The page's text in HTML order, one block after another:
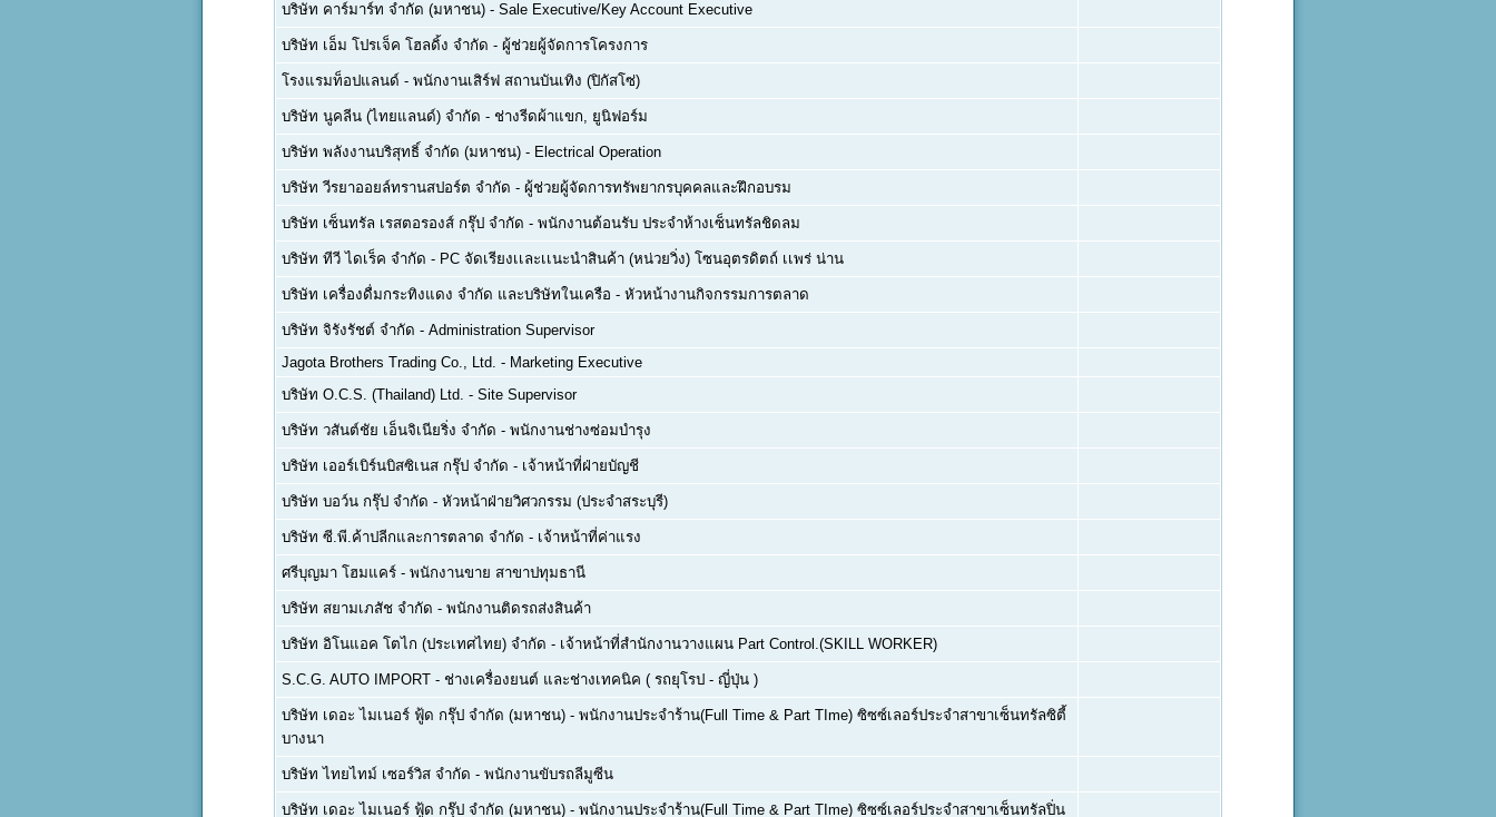
บริษัท คาร์มาร์ท จำกัด (มหาชน) - Sale Executive/Key Account Executive
บริษัท เอ็ม โปรเจ็ค โฮลดิ้ง จำกัด - ผู้ช่วยผู้จัดการโครงการ
โรงแรมท็อปแลนด์ - พนักงานเสิร์ฟ สถานบันเทิง (ปิกัสโซ่)
บริษัท นูคลีน (ไทยแลนด์) จำกัด - ช่างรีดผ้าแขก, ยูนิฟอร์ม
บริษัท พลังงานบริสุทธิ์ จำกัด (มหาชน) - Electrical Operation
บริษัท วีรยาออยล์ทรานสปอร์ต จำกัด - ผู้ช่วยผู้จัดการทรัพยากรบุคคลและฝึกอบรม
บริษัท เซ็นทรัล เรสตอรองส์ กรุ๊ป จำกัด - พนักงานต้อนรับ ประจำห้างเซ็นทรัลชิดลม
บริษัท ทีวี ไดเร็ค จำกัด - PC จัดเรียงเเละเเนะนำสินค้า (หน่วยวิ่ง) โซนอุตรดิตถ์ เเพร่ น่าน
บริษัท เครื่องดื่มกระทิงแดง จำกัด และบริษัทในเครือ - หัวหน้างานกิจกรรมการตลาด
บริษัท จิรังรัชต์ จำกัด - Administration Supervisor
Jagota Brothers Trading Co., Ltd. - Marketing Executive
บริษัท O.C.S. (Thailand) Ltd. - Site Supervisor
บริษัท วสันต์ชัย เอ็นจิเนียริ่ง จำกัด - พนักงานช่างซ่อมบำรุง
บริษัท เออร์เบิร์นบิสซิเนส กรุ๊ป จำกัด - เจ้าหน้าที่ฝ่ายบัญชี
บริษัท บอว์น กรุ๊ป จำกัด - หัวหน้าฝ่ายวิศวกรรม (ประจำสระบุรี)
บริษัท ซี.พี.ค้าปลีกและการตลาด จำกัด - เจ้าหน้าที่ค่าแรง
ศรีบุญมา โฮมแคร์ - พนักงานขาย สาขาปทุมธานี
บริษัท สยามเภสัช จำกัด - พนักงานติดรถส่งสินค้า
บริษัท อิโนแอค โตไก (ประเทศไทย) จำกัด - เจ้าหน้าที่สำนักงานวางแผน Part Control.(SKILL WORKER)
S.C.G. AUTO IMPORT - ช่างเครื่องยนต์ และช่างเทคนิค ( รถยุโรป - ญี่ปุ่น )
บริษัท เดอะ ไมเนอร์ ฟู้ด กรุ๊ป จำกัด (มหาชน) - พนักงานประจำร้าน(Full Time & Part TIme) ซิซซ์เลอร์ประจำสาขาเซ็นทรัลซิตี้
บางนา
บริษัท ไทยไทม์ เซอร์วิส จำกัด - พนักงานขับรถลีมูซีน
บริษัท เดอะ ไมเนอร์ ฟู้ด กรุ๊ป จำกัด (มหาชน) - พนักงานประจำร้าน(Full Time & Part TIme) ซิซซ์เลอร์ประจำสาขาเซ็นทรัลปิ่น